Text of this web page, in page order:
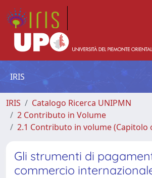
IRIS
IRIS
Catalogo Ricerca UNIPMN
2 Contributo in Volume
2.1 Contributo in volume (Capitolo
Gli strumenti di
commercio